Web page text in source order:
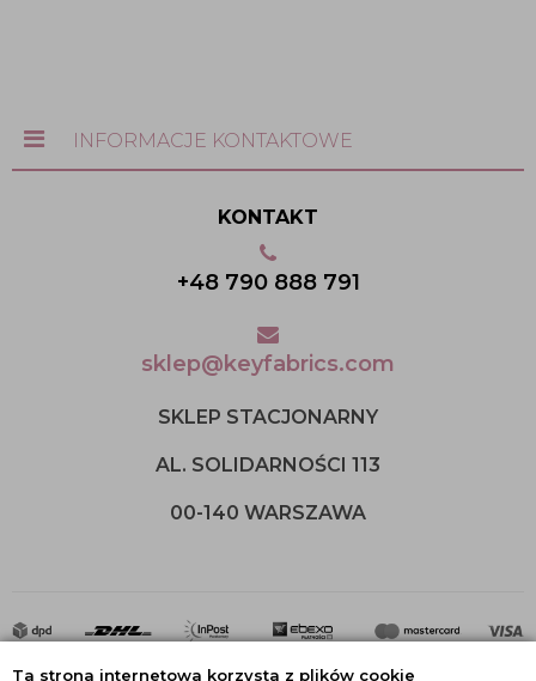
Ta strona internetowa korzysta z plików cookie
INFORMACJE KONTAKTOWE
KONTAKT
+48 790 888 791
sklep@keyfabrics.com
SKLEP STACJONARNY
AL. SOLIDARNOŚCI 113
00-140 WARSZAWA